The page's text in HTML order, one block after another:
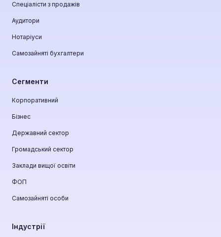
Спеціалісти з продажів
Аудитори
Нотаріуси
Самозайняті бухгалтери
Сегменти
Корпоративний
Бізнес
Державний сектор
Громадський сектор
Заклади вищої освіти
ФОП
Самозайняті особи
Індустрії